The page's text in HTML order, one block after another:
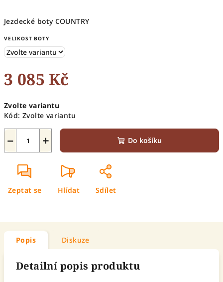
Jezdecké boty COUNTRY
VELIKOST BOTY
3 085 Kč
cena:
Zvolte variantu
Kód: Zvolte variantu
+
− Do košíku
Zeptat se Hlídat Sdílet
Popis Diskuze
Detailní popis produktu